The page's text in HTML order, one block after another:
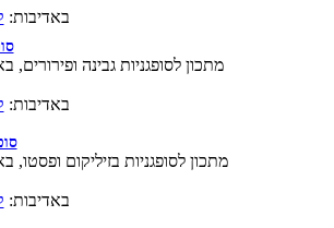
באדיבות:
מתכון לסופגניות גבינה ופירורים,
באדיבות:
מתכון לסופגניות בזיליקום ופסטו,
באדיבות: